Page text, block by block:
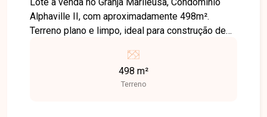
Alphaville II, com aproximadamente 498m².
Terreno plano e limpo, ideal para construção de
498 m²
Terreno